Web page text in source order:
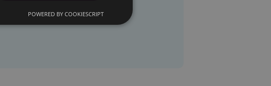
POWERED BY COOKIESCRIPT